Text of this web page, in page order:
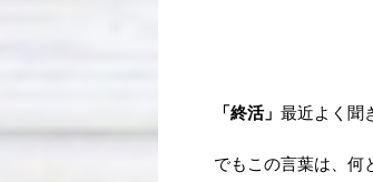
「終活」 最近よく聞
でもこの言葉は、何